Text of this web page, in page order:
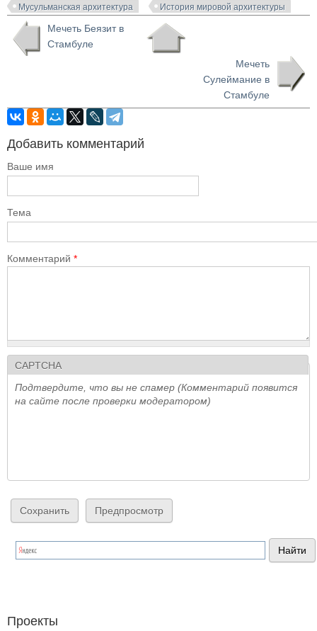
Мусульманская архитектура История мировой архитектуры
Мечеть Беязит в
Стамбуле
Мечеть
Сулеймание в
Стамбуле
Добавить комментарий
Ваше имя
Тема
Комментарий *
CAPTCHA
Подтвердите, что вы не спамер (Комментарий появится
на сайте после проверки модератором)
Проекты